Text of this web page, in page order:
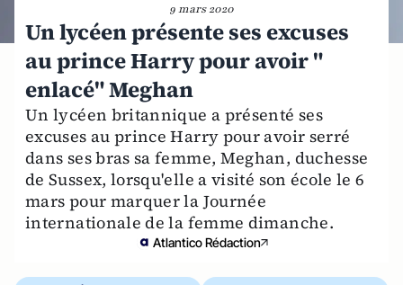
9 mars 2020
Un lycéen présente ses excuses
au prince Harry pour avoir "
enlacé" Meghan
Un lycéen britannique a présenté ses
excuses au prince Harry pour avoir serré
dans ses bras sa femme, Meghan, duchesse
de Sussex, lorsqu'elle a visité son école le 6
mars pour marquer la Journée
internationale de la femme dimanche.
Atlantico Rédaction